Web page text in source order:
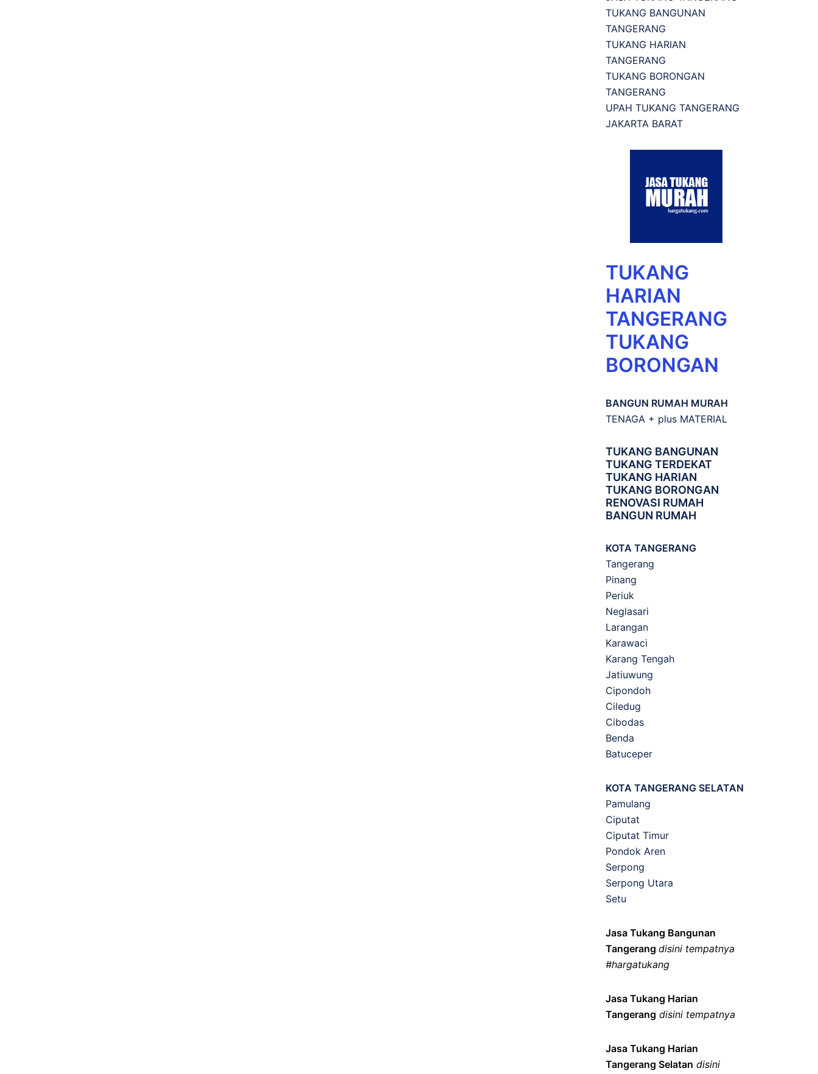
TUKANG BANGUNAN
TANGERANG
TUKANG HARIAN
TANGERANG
TUKANG BORONGAN
TANGERANG
UPAH TUKANG TANGERANG
JAKARTA BARAT
TUKANG
HARIAN
TANGERANG
TUKANG
BORONGAN
BANGUN RUMAH MURAH
TENAGA + plus MATERIAL
TUKANG BANGUNAN
TUKANG TERDEKAT
TUKANG HARIAN
TUKANG BORONGAN
RENOVASI RUMAH
BANGUN RUMAH
KOTA TANGERANG
Tangerang
Pinang
Periuk
Neglasari
Larangan
Karawaci
Karang Tengah
Jatiuwung
Cipondoh
Ciledug
Cibodas
Benda
Batuceper
KOTA TANGERANG SELATAN
Pamulang
Ciputat
Ciputat Timur
Pondok Aren
Serpong
Serpong Utara
Setu
Jasa Tukang Bangunan
Tangerang disini tempatnya
#hargatukang
Jasa Tukang Harian
Tangerang disini tempatnya
Jasa Tukang Harian
Tangerang Selatan disini